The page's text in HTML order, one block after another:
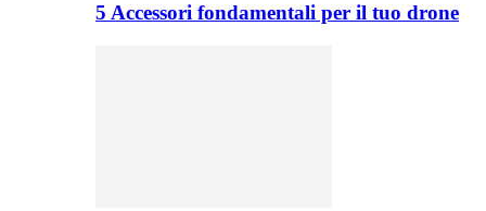
5 Accessori fondamentali per il tuo drone